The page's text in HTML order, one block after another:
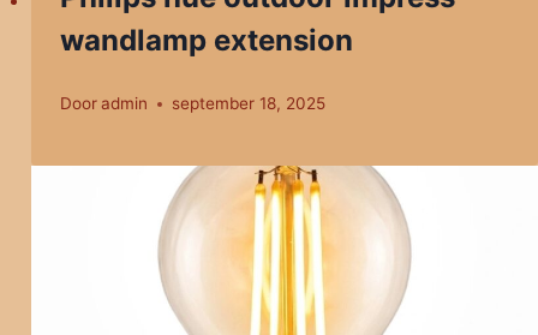
wandlamp extension
Door admin september 18, 2025